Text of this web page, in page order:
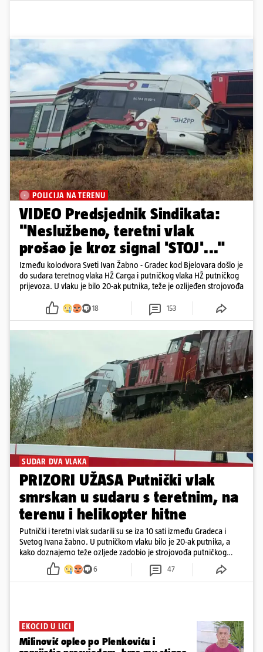
POLICIJA NA TERENU
VIDEO Predsjednik Sindikata:
"Neslužbeno, teretni vlak
prošao je kroz signal 'STOJ'..."
Između kolodvora Sveti Ivan Žabno - Gradec kod Bjelovara došlo je
do sudara teretnog vlaka HŽ Carga i putničkog vlaka HŽ putničkog
prijevoza. U vlaku je bilo 20-ak putnika, teže je ozlijeđen strojovođa
18 153
SUDAR DVA VLAKA
PRIZORI UŽASA Putnički vlak
smrskan u sudaru s teretnim, na
terenu i helikopter hitne
Putnički i teretni vlak sudarili su se iza 10 sati između Gradeca i
Svetog Ivana žabno. U putničkom vlaku bilo je 20-ak putnika, a
kako doznajemo teže ozljede zadobio je strojovođa putničkog
vlaka. Zatvoren je promet, a fotoreporteri Prigorskog objavili su
prve snimke s mjesta sudara
6 47
EKOCID U LICI
Milinović opleo po Plenkoviću i